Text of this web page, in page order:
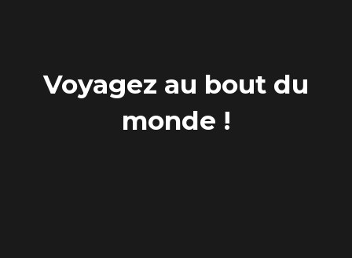
Voyagez au bout du
monde !